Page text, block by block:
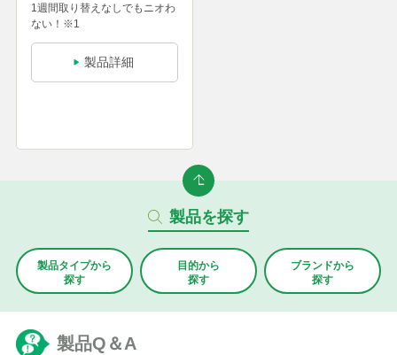
1週間取り替えなしでもニオわ
ない！※1
製品詳細
製品を探す
製品タイプから
探す
目的から
探す
ブランドから
探す
製品Q＆A